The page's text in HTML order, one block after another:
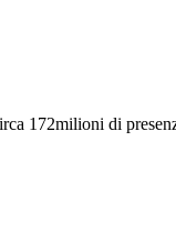
172milioni di